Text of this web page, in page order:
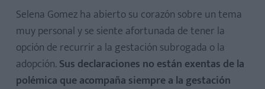
Selena Gomez ha abierto su corazón sobre un tema
muy personal y se siente afortunada de tener la
opción de recurrir a la gestación subrogada o la
adopción. Sus declaraciones no están exentas de la
polémica que acompaña siempre a la gestación